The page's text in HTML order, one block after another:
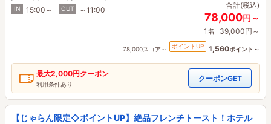
IN 15:00～ OUT ～11:00
合計(税込)
78,000円～
1名 39,000円～
78,000スコア～ ポイントUP 1,560ポイント～
最大2,000円クーポン
利用条件あり
クーポンGET
【じゃらん限定◇ポイントUP】絶品フレンチトースト！ホテル